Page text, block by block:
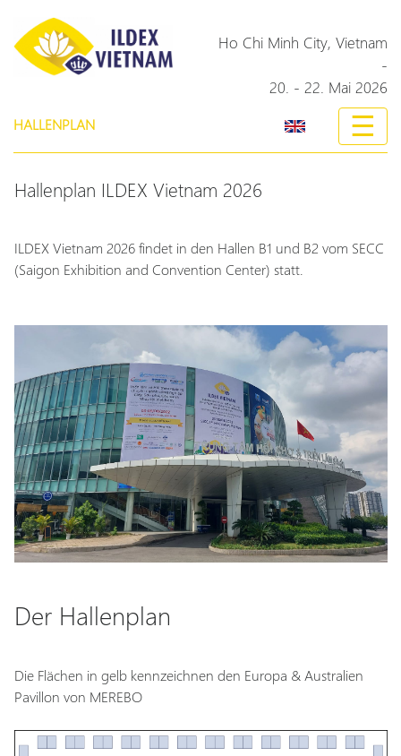
Ho Chi Minh City, Vietnam
-
20. - 22. Mai 2026
HALLENPLAN ☰
Hallenplan ILDEX Vietnam 2026
ILDEX Vietnam 2026 findet in den Hallen B1 und B2 vom SECC
(Saigon Exhibition and Convention Center) statt.
Der Hallenplan
Die Flächen in gelb kennzeichnen den Europa & Australien
Pavillon von MEREBO